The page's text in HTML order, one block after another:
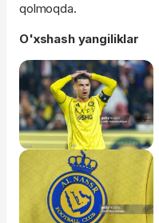
qolmoqda.
O'xshash yangiliklar